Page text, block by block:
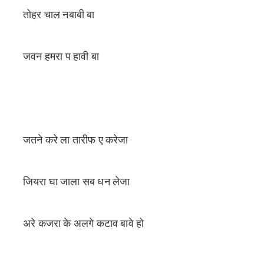
तोहर चाल नबाबी बा
जवन हमरा प हावी बा
जतने करे ला तारीफ ए करेजा
जियरा घा जाला सब धन लेजा
अरे कजरा के अलगे कटाव बावे हो